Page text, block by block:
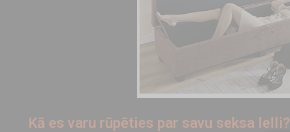
Kā es varu rūpēties par savu seksa lelli?